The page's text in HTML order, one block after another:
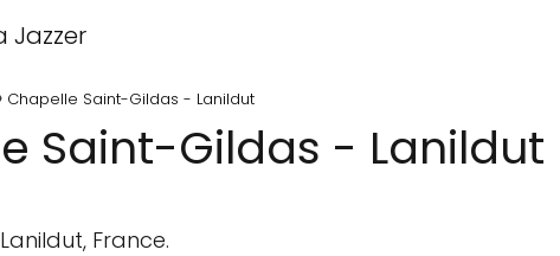
Jazzer
Chapelle Saint-Gildas - Lanildut
Saint-Gildas - Lanildut
France.